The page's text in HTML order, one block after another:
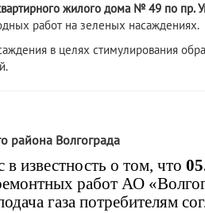
ого жилого дома № 49 по пр.
работ на зеленых насаждениях.
в целях стимулирования
района Волгограда
известность о том, что
работ АО
газа потребителям